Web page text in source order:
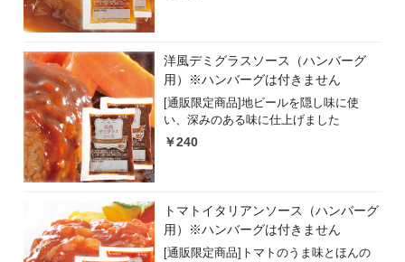
洋風デミグラスソース（ハンバーグ
用）※ハンバーグは付きません
[通販限定商品]地ビールを隠し味に使
い、深みのある味に仕上げました
￥240
トマトイタリアンソース（ハンバーグ
用）※ハンバーグは付きません
[通販限定商品]トマトのうま味とほんの